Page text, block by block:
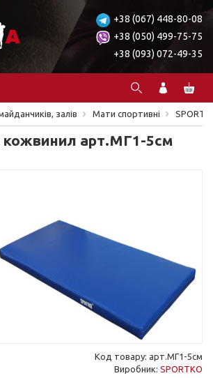
+38 (067) 448-80-08
+38 (050) 499-75-75
+38 (093) 072-49-35
залів Мати спортивні
арт.МГ1-5см
Код товару: арт.МГ1-5см
Виробник: SPORTKO